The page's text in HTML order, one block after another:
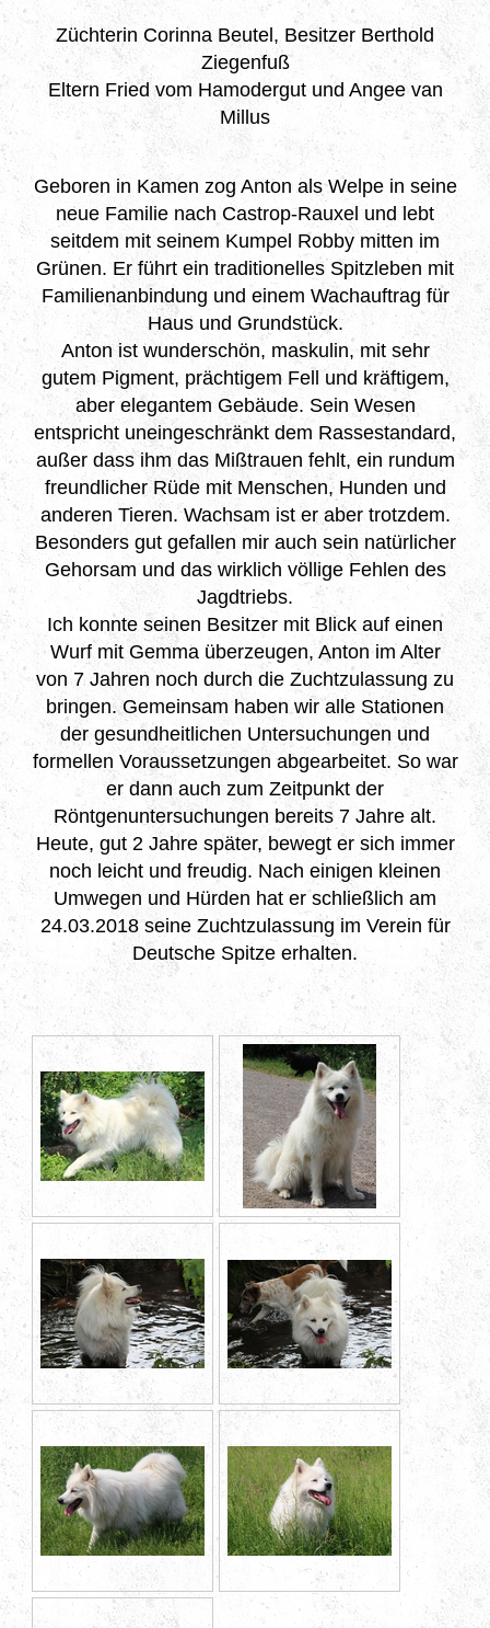
Züchterin Corinna Beutel, Besitzer Berthold
Ziegenfuß
Eltern Fried vom Hamodergut und Angee van
Millus
Geboren in Kamen zog Anton als Welpe in seine
neue Familie nach Castrop-Rauxel und lebt
seitdem mit seinem Kumpel Robby mitten im
Grünen. Er führt ein traditionelles Spitzleben mit
Familienanbindung und einem Wachauftrag für
Haus und Grundstück.
Anton ist wunderschön, maskulin, mit sehr
gutem Pigment, prächtigem Fell und kräftigem,
aber elegantem Gebäude. Sein Wesen
entspricht uneingeschränkt dem Rassestandard,
außer dass ihm das Mißtrauen fehlt, ein rundum
freundlicher Rüde mit Menschen, Hunden und
anderen Tieren. Wachsam ist er aber trotzdem.
Besonders gut gefallen mir auch sein natürlicher
Gehorsam und das wirklich völlige Fehlen des
Jagdtriebs.
Ich konnte seinen Besitzer mit Blick auf einen
Wurf mit Gemma überzeugen, Anton im Alter
von 7 Jahren noch durch die Zuchtzulassung zu
bringen. Gemeinsam haben wir alle Stationen
der gesundheitlichen Untersuchungen und
formellen Voraussetzungen abgearbeitet. So war
er dann auch zum Zeitpunkt der
Röntgenuntersuchungen bereits 7 Jahre alt.
Heute, gut 2 Jahre später, bewegt er sich immer
noch leicht und freudig. Nach einigen kleinen
Umwegen und Hürden hat er schließlich am
24.03.2018 seine Zuchtzulassung im Verein für
Deutsche Spitze erhalten.